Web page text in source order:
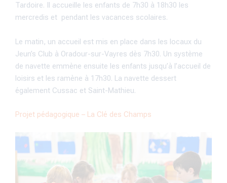
Tardoire. Il accueille les enfants de 7h30 à 18h30 les
mercredis et pendant les vacances scolaires.
Le matin, un accueil est mis en place dans les locaux du
Jeun’s Club à Oradour-sur-Vayres dès 7h30. Un système
de navette emmène ensuite les enfants jusqu’à l’accueil de
loisirs et les ramène à 17h30. La navette dessert
également Cussac et Saint-Mathieu.
Projet pédagogique – La Clé des Champs